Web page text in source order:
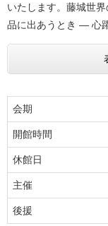
いたします。藤城世
品に出あうとき ― 心
会期
開館時間
休館日
主催
後援